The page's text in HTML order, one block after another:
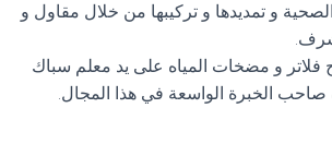
الصحية و تمديدها و تركيبها من خلال مقاول و
فلاتر و مضخات المياه على يد معلم سباك
الخبرة الواسعة في هذا المجال.